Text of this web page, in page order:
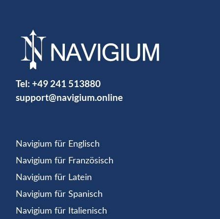
Tel: +49 241 513880
support@navigium.online
Navigium für Englisch
Navigium für Französisch
Navigium für Latein
Navigium für Spanisch
Navigium für Italienisch